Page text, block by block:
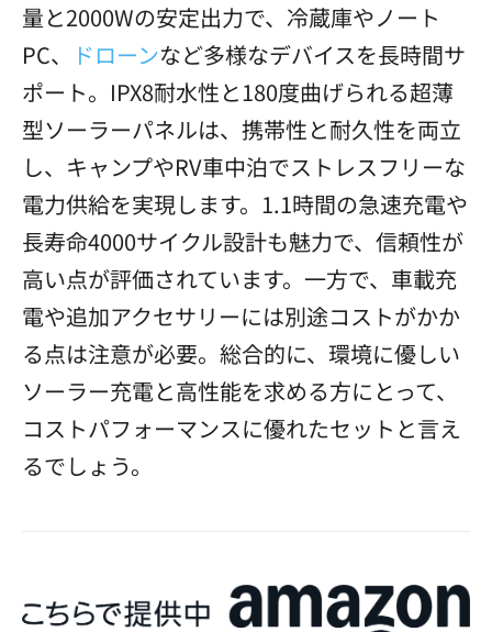
量と2000Wの安定出力で、冷蔵庫やノート
PC、
ドローンなど多様なデバイスを長時間サ
ポート。IPX8耐水性と180度曲げられる超薄
型ソーラーパネルは、携帯性と耐久性を両立
し、キャンプやRV車中泊でストレスフリーな
電力供給を実現します。1.1時間の急速充電や
長寿命4000サイクル設計も魅力で、信頼性が
高い点が評価されています。一方で、車載充
電や追加アクセサリーには別途コストがかか
る点は注意が必要。総合的に、環境に優しい
ソーラー充電と高性能を求める方にとって、
コストパフォーマンスに優れたセットと言え
るでしょう。